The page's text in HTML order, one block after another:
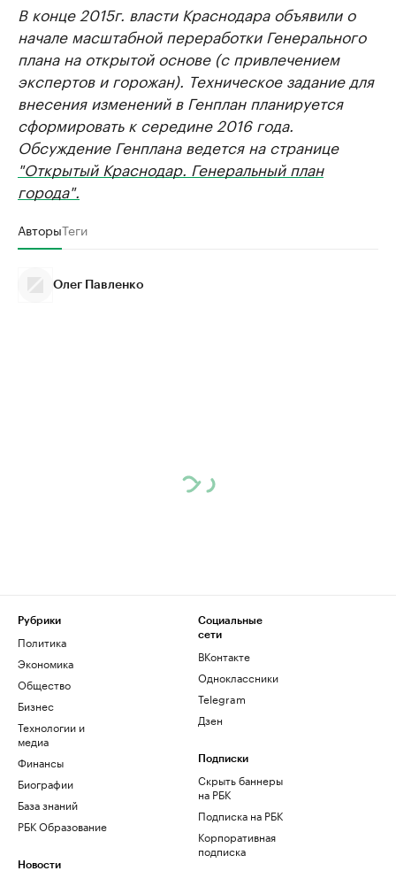
В конце 2015г. власти Краснодара объявили о
начале масштабной переработки Генерального
плана на открытой основе (с привлечением
экспертов и горожан). Техническое задание для
внесения изменений в Генплан планируется
сформировать к середине 2016 года.
Обсуждение Генплана ведется на странице
"Открытый Краснодар. Генеральный план
города".
АвторыТеги
Олег Павленко
Рубрики
Политика
Экономика
Общество
Бизнес
Технологии и
медиа
Финансы
Биографии
База знаний
РБК Образование
Новости
Социальные
сети
ВКонтакте
Одноклассники
Telegram
Дзен
Подписки
Скрыть баннеры
на РБК
Подписка на РБК
Корпоративная
подписка